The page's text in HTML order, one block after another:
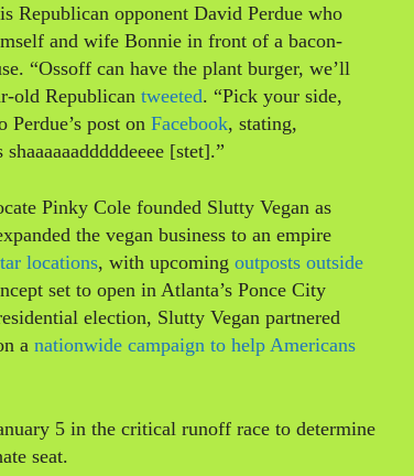
Republican opponent David Perdue who
and wife Bonnie in front of a bacon-
“Ossoff can have the plant burger, we’ll
old Republican tweeted. “Pick your side,
Perdue’s post on Facebook, stating,
[stet].”
Pinky Cole founded Slutty Vegan as
the vegan business to an empire
locations, with upcoming outposts outside
set to open in Atlanta’s Ponce City
election, Slutty Vegan partnered
a nationwide campaign to help Americans
5 in the critical runoff race to determine
seat.